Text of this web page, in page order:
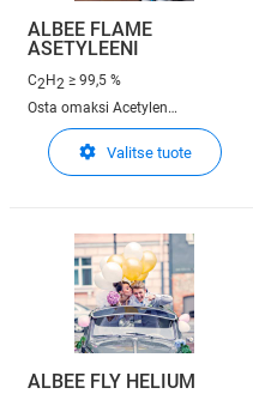
ALBEE FLAME
ASETYLEENI
C2H2 ≥ 99,5 %
Osta omaksi Acetylen
kaasupullo päivittäiseen
tarpeeseen esim sulattamiseen,
hitsaamiseen ja leikkaamiseen
Valitse tuote
ALBEE FLY HELIUM